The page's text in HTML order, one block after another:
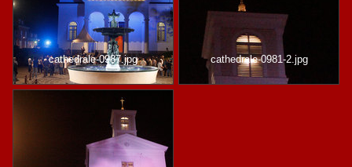
cathedrale-0987.jpg cathedrale-0981-2.jpg